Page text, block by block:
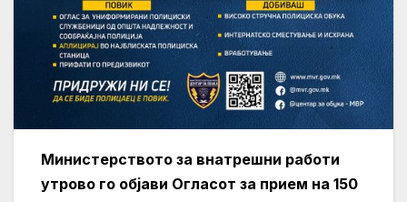
Министерството за внатрешни работи
утрово го објави Огласот за прием на 150